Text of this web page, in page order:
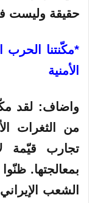
حقيقة وليست
*مكّنتنا الحرب
الأمنية
واضاف: لقد
من الثغرات
تجارب قيّمة
بمعالجتها.
الشعب